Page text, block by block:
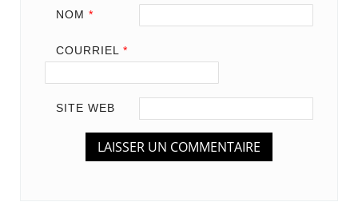
NOM *
COURRIEL *
SITE WEB